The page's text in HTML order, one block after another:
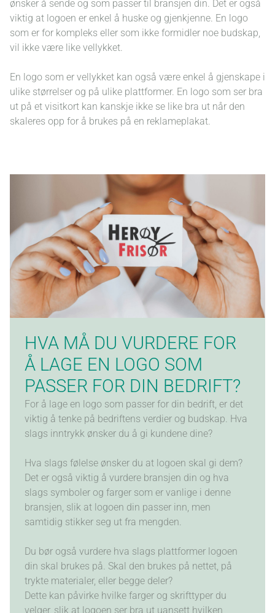
HJEM
ønsker å sende og som passer til bransjen din. Det er også
viktig at logoen er enkel å huske og gjenkjenne. En logo
som er for kompleks eller som ikke formidler noe budskap,
vil ikke være like vellykket.
En logo som er vellykket kan også være enkel å gjenskape i
ulike størrelser og på ulike plattformer. En logo som ser bra
ut på et visitkort kan kanskje ikke se like bra ut når den
skaleres opp for å brukes på en reklameplakat.
HVA MÅ DU VURDERE FOR
Å LAGE EN LOGO SOM
PASSER FOR DIN BEDRIFT?
For å lage en logo som passer for din bedrift, er det
viktig å tenke på bedriftens verdier og budskap. Hva
slags inntrykk ønsker du å gi kundene dine?
Hva slags følelse ønsker du at logoen skal gi dem?
Det er også viktig å vurdere bransjen din og hva
slags symboler og farger som er vanlige i denne
bransjen, slik at logoen din passer inn, men
samtidig stikker seg ut fra mengden.
Du bør også vurdere hva slags plattformer logoen
din skal brukes på. Skal den brukes på nettet, på
trykte materialer, eller begge deler?
Dette kan påvirke hvilke farger og skrifttyper du
velger, slik at logoen ser bra ut uansett hvilken